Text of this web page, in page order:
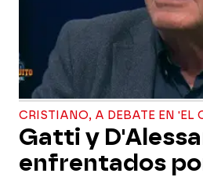
CRISTIANO, A DEBATE EN 'EL
Gatti y
enfrentados